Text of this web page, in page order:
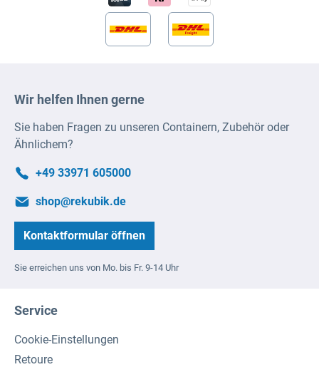
Wir helfen Ihnen gerne
Sie haben Fragen zu unseren Containern, Zubehör oder
Ähnlichem?
+49 33971 605000
shop@rekubik.de
Kontaktformular öffnen
Sie erreichen uns von Mo. bis Fr. 9-14 Uhr
Service
Cookie-Einstellungen
Retoure